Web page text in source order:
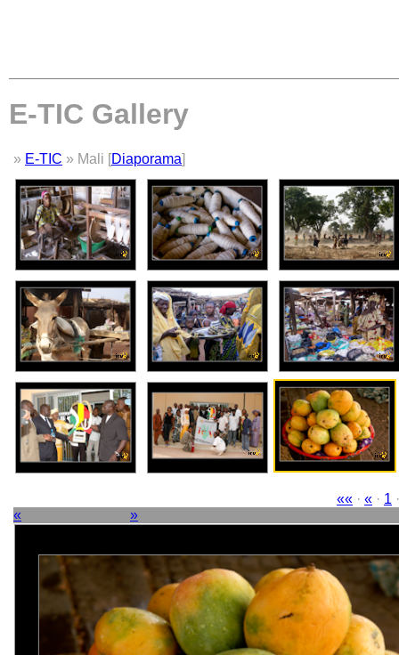
E-TIC Gallery
» E-TIC » Mali [Diaporama]
«« · « · 1
«
»